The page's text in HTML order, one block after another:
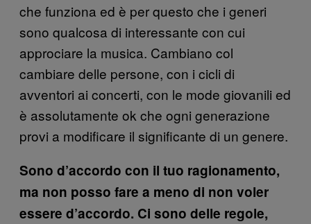
che funziona ed è per questo che i generi
sono qualcosa di interessante con cui
approciare la musica. Cambiano col
cambiare delle persone, con i cicli di
avventori ai concerti, con le mode giovanili ed
è assolutamente ok che ogni generazione
provi a modificare il significante di un genere.
Sono d’accordo con il tuo ragionamento,
ma non posso fare a meno di non voler
essere d’accordo. Ci sono delle regole,